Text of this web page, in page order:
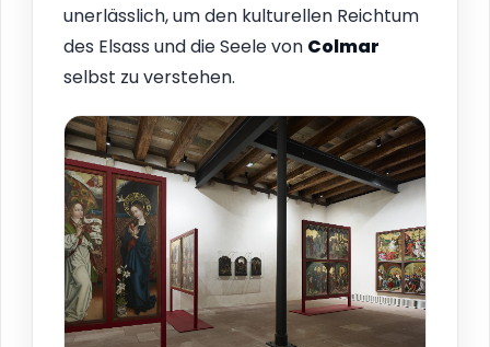
unerlässlich, um den kulturellen Reichtum
des Elsass und die Seele von Colmar
selbst zu verstehen.